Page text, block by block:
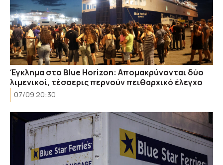
Έγκλημα στο Blue Horizon: Απομακρύνονται δύο
λιμενικοί, τέσσερις περνούν πειθαρχικό έλεγχο
07/09 20:30